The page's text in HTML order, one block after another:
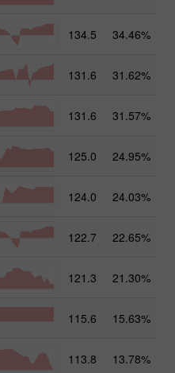
134.5 34.46%
131.6 31.62%
131.6 31.57%
125.0 24.95%
124.0 24.03%
122.7 22.65%
121.3 21.30%
115.6 15.63%
113.8 13.78%